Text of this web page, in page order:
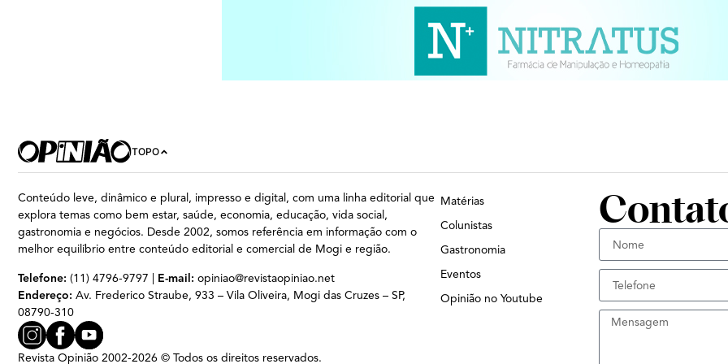
TOPO
Conteúdo leve, dinâmico e plural, impresso e digital, com uma linha editorial que
explora temas como bem estar, saúde, economia, educação, vida social,
gastronomia e negócios. Desde 2002, somos referência em informação com o
melhor equilíbrio entre conteúdo editorial e comercial de Mogi e região.
Telefone: (11) 4796-9797 | E-mail: opiniao@revistaopiniao.net
Endereço: Av. Frederico Straube, 933 – Vila Oliveira, Mogi das Cruzes – SP,
08790-310
Revista Opinião 2002-2026 © Todos os direitos reservados.
Matérias
Colunistas
Gastronomia
Eventos
Opinião no Youtube